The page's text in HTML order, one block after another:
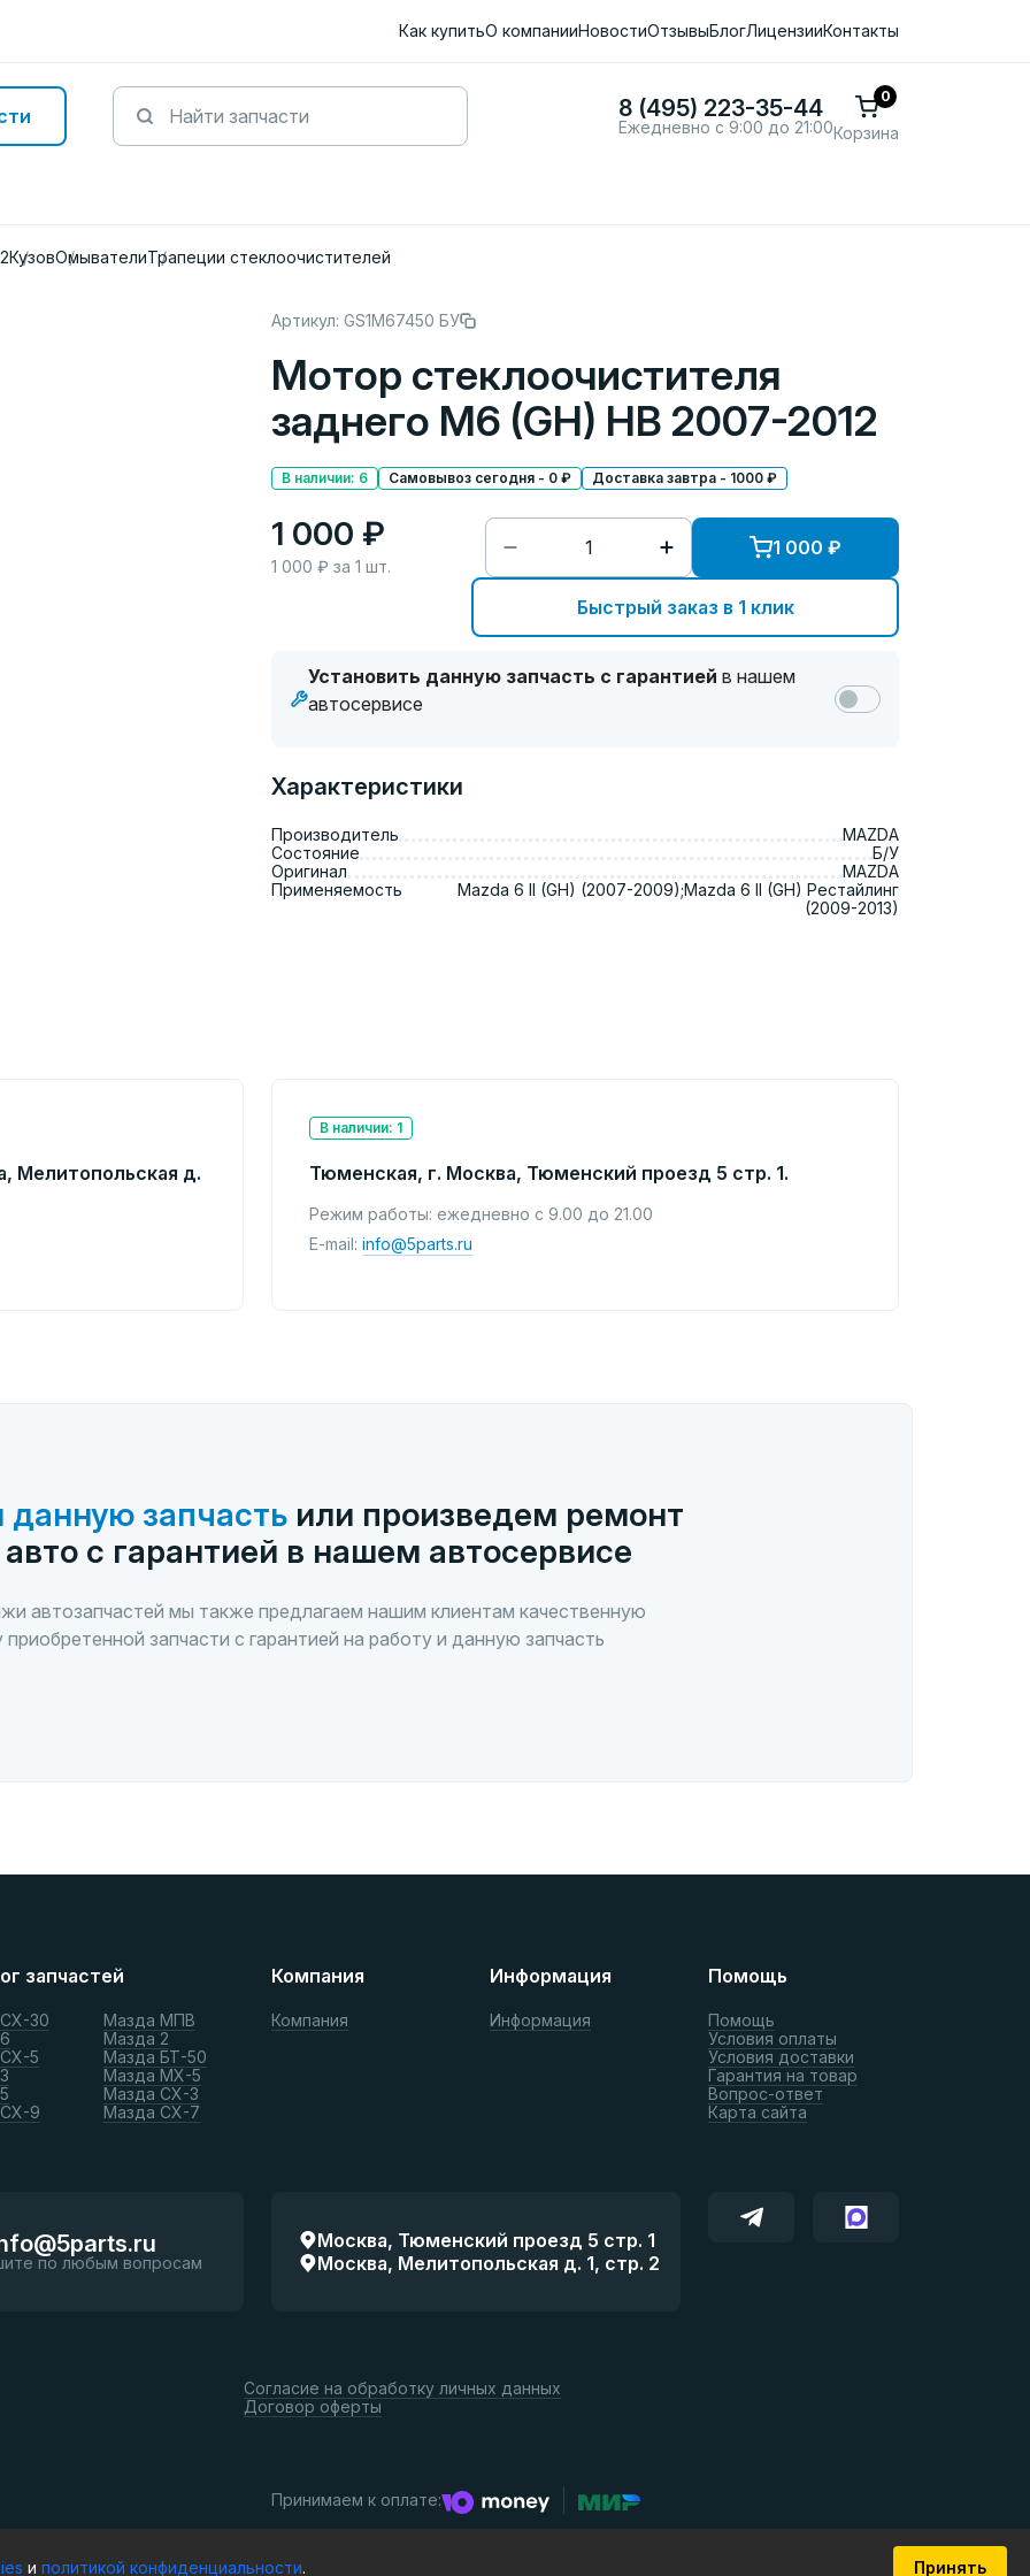
Как купитьО компанииНовостиОтзывыБлогЛицензииКонтакты
8 (495) 223-35-44
Ежедневно с 9:00 до 21:00Корзина
0
КузовОмывателиТрапеции стеклоочистителей
Артикул: GS1M67450 БУ
Мотор стеклоочистителя
заднего M6 (GH) HB 2007-2012
В наличии: 6 Самовывоз сегодня - 0 ₽ Доставка завтра - 1000 ₽
1 000 ₽
1 000 ₽ за 1 шт.
Быстрый заказ в 1 клик
1 000 ₽
Установить данную запчасть с гарантией в нашем
автосервисе
Характеристики
Производитель
MAZDA
Состояние
Б/У
Оригинал
MAZDA
Применяемость
Mazda 6 II (GH) (2007-2009);Mazda 6 II (GH) Рестайлинг
(2009-2013)
Мелитопольская д.
В наличии: 1
Тюменская, г. Москва, Тюменский проезд 5 стр. 1.
Режим работы: ежедневно с 9.00 до 21.00
E-mail: info@5parts.ru
данную запчастьили произведем ремонт
с гарантией в нашем автосервисе
автозапчастей мы также предлагаем нашим клиентам качественную
приобретенной запчасти с гарантией на работу и данную запчасть
запчастей
30
5
9
Мазда МПВ
Мазда 2
Мазда БТ-50
Мазда МХ-5
Мазда СХ-3
Мазда СХ-7
Компания
Компания
Информация
Информация
Помощь
Помощь
Условия оплаты
Условия доставки
Гарантия на товар
Вопрос-ответ
Карта сайта
по любым вопросам
Москва, Тюменский проезд 5 стр. 1
Москва, Мелитопольская д. 1, стр. 2
Согласие на обработку личных данных
Договор оферты
Принимаем к оплате:
и политикой конфиденциальности. Принять